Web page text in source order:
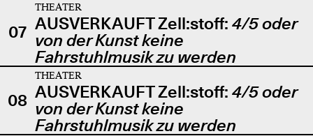
07
THEATER
AUSVERKAUFT Zell:stoff: 4/5 oder
von der Kunst keine
Fahrstuhlmusik zu werden
08
THEATER
AUSVERKAUFT Zell:stoff: 4/5 oder
von der Kunst keine
Fahrstuhlmusik zu werden